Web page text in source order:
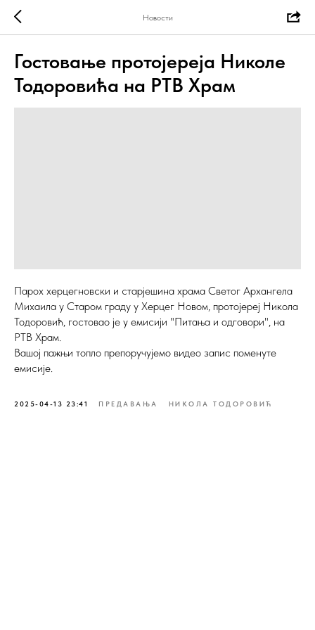
Новости
Гостовање протојереја Николе
Тодоровића на РТВ Храм
Парох херцегновски и старјешина храма Светог Архангела
Михаила у Старом граду у Херцег Новом, протојереј Никола
Тодоровић, гостовао је у емисији "Питања и одговори", на
РТВ Храм.
Вашој пажњи топло препоручујемо видео запис поменуте
емисије.
2025-04-13 23:41 ПРЕДАВАЊА НИКОЛА ТОДОРОВИЋ